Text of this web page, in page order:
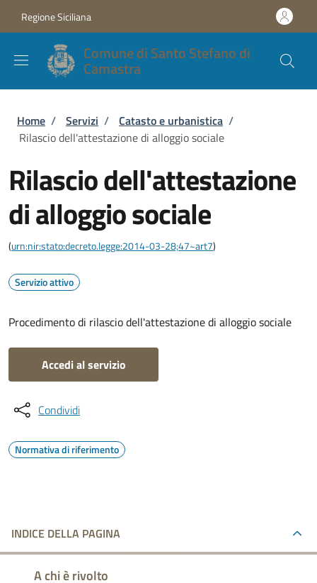
Regione Siciliana
Comune di Santo Stefano di
Camastra
Briciole di pane
Home / Servizi / Catasto e urbanistica /
Rilascio dell'attestazione di alloggio sociale
Rilascio dell'attestazione
di alloggio sociale
(urn:nir:stato:decreto.legge:2014-03-28;47~art7)
Servizio attivo
Procedimento di rilascio dell'attestazione di alloggio sociale
Accedi al servizio
Condividi
Normativa di riferimento
INDICE DELLA PAGINA
A chi è rivolto